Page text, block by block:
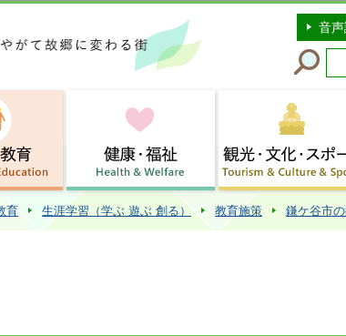
このページの本文へ移動
音
育 生涯学習（学ぶ 遊ぶ 創る） 教育施策 鎌ケ谷市